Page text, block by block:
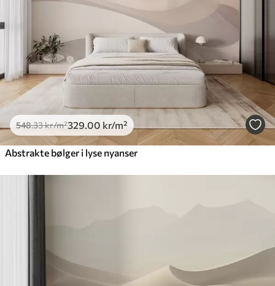
548.33kr/m²329 .00 kr/m²
Abstrakte bølger i lyse nyanser